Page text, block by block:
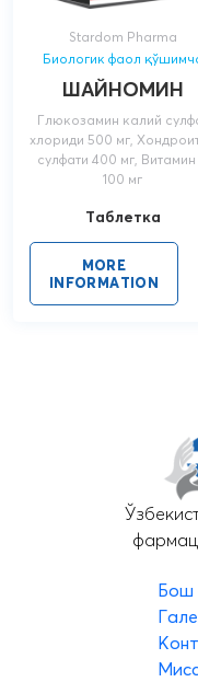
Stardom Pharma
Биологик фаол
ШАЙНОМИН
Глюкозамин калий
хлориди 500 мг,
сулфати 400 мг,
100 мг
Таблетка
MORE
INFORMATION
Бош